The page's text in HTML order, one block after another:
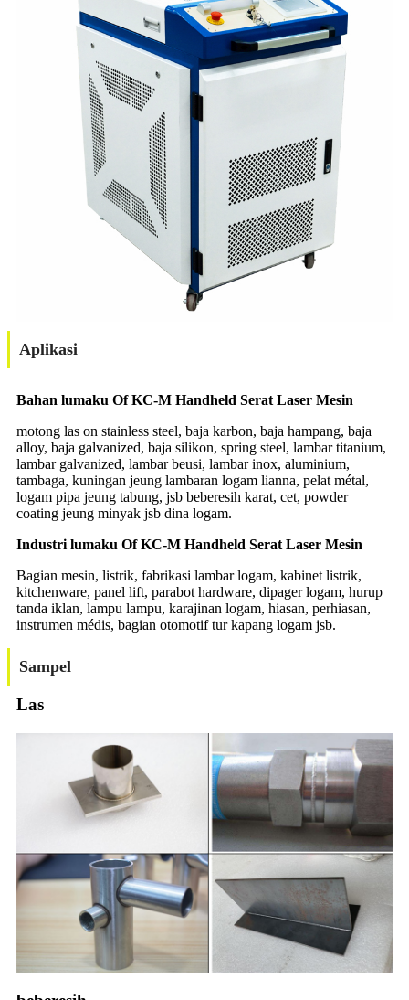
Aplikasi
Bahan lumaku Of KC-M Handheld Serat Laser Mesin
motong las on stainless steel, baja karbon, baja hampang, baja
alloy, baja galvanized, baja silikon, spring steel, lambar titanium,
lambar galvanized, lambar beusi, lambar inox, aluminium,
tambaga, kuningan jeung lambaran logam lianna, pelat métal,
logam pipa jeung tabung, jsb beberesih karat, cet, powder
coating jeung minyak jsb dina logam.
Industri lumaku Of KC-M Handheld Serat Laser Mesin
Bagian mesin, listrik, fabrikasi lambar logam, kabinet listrik,
kitchenware, panel lift, parabot hardware, dipager logam, hurup
tanda iklan, lampu lampu, karajinan logam, hiasan, perhiasan,
instrumen médis, bagian otomotif tur kapang logam jsb.
Sampel
Las